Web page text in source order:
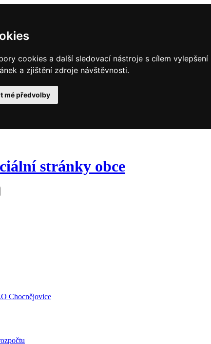
cookies a další sledovací nástroje s cílem
a zjištění zdroje návštěvnosti.
mé předvolby
stránky obce
Chocnějovice